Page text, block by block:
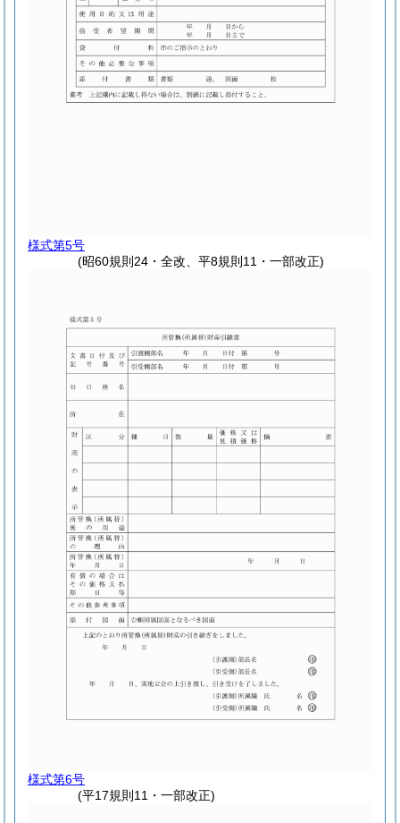
様式第5号
(昭60規則24・全改、平8規則11・一部改正)
様式第6号
(平17規則11・一部改正)